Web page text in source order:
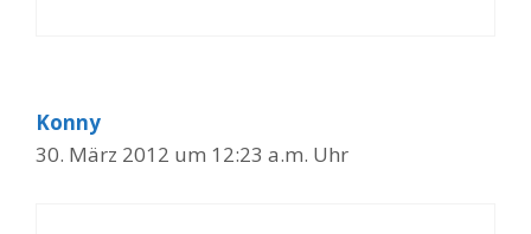
Konny
30. März 2012 um 12:23 a.m. Uhr